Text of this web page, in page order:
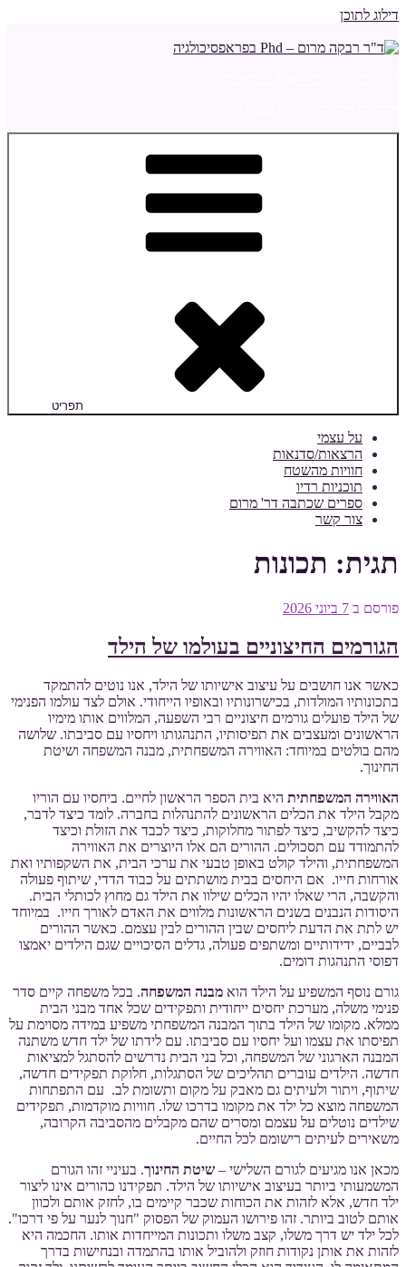
דילוג לתוכן
תפריט
על עצמי
הרצאות/סדנאות
חוויות מהשטח
תוכניות רדיו
ספרים שכתבה דר' מרום
צור קשר
תגית: תכונות
פורסם ב 7 ביוני 2026
הגורמים החיצוניים בעולמו של הילד
כאשר אנו חושבים על עיצוב אישיותו של הילד, אנו נוטים להתמקד
בתכונותיו המולדות, בכישרונותיו ובאופיו הייחודי. אולם לצד עולמו הפנימי
של הילד פועלים גורמים חיצוניים רבי השפעה, המלווים אותו מימיו
הראשונים ומעצבים את תפיסותיו, התנהגותו ויחסיו עם סביבתו. שלושה
מהם בולטים במיוחד: האווירה המשפחתית, מבנה המשפחה ושיטת
החינוך.
האווירה המשפחתית היא בית הספר הראשון לחיים. ביחסיו עם הוריו
מקבל הילד את הכלים הראשונים להתנהלות בחברה. לומד כיצד לדבר,
כיצד להקשיב, כיצד לפתור מחלוקות, כיצד לכבד את הזולת וכיצד
להתמודד עם תסכולים. ההורים הם אלו היוצרים את האווירה
המשפחתית, והילד קולט באופן טבעי את ערכי הבית, את השקפותיו ואת
אורחות חייו. אם היחסים בבית מושתתים על כבוד הדדי, שיתוף פעולה
והקשבה, הרי שאלו יהיו הכלים שילוו את הילד גם מחוץ לכותלי הבית.
היסודות הנבנים בשנים הראשונות מלווים את האדם לאורך חייו. במיוחד
יש לתת את הדעת ליחסים שבין ההורים לבין עצמם. כאשר ההורים
לבביים, ידידותיים ומשתפים פעולה, גדלים הסיכויים שגם הילדים יאמצו
דפוסי התנהגות דומים.
גורם נוסף המשפיע על הילד הוא מבנה המשפחה. בכל משפחה קיים סדר
פנימי משלה, מערכת יחסים ייחודית ותפקידים שכל אחד מבני הבית
ממלא. מקומו של הילד בתוך המבנה המשפחתי משפיע במידה מסוימת על
תפיסתו את עצמו ועל יחסיו עם סביבתו. עם לידתו של ילד חדש משתנה
המבנה הארגוני של המשפחה, וכל בני הבית נדרשים להסתגל למציאות
חדשה. הילדים עוברים תהליכים של הסתגלות, חלוקת תפקידים חדשה,
שיתוף, ויתור ולעיתים גם מאבק על מקום ותשומת לב. עם התפתחות
המשפחה מוצא כל ילד את מקומו בדרכו שלו. חוויות מוקדמות, תפקידים
שילדים נוטלים על עצמם ומסרים שהם מקבלים מהסביבה הקרובה,
משאירים לעיתים רישומם לכל החיים.
מכאן אנו מגיעים לגורם השלישי – שיטת החינוך. בעיניי זהו הגורם
המשמעותי ביותר בעיצוב אישיותו של הילד. תפקידנו כהורים אינו ליצור
ילד חדש, אלא לזהות את הכוחות שכבר קיימים בו, לחזק אותם ולכוון
אותם לטוב ביותר. זהו פירושו העמוק של הפסוק "חנוך לנער על פי דרכו".
לכל ילד יש דרך משלו, קצב משלו ותכונות המייחדות אותו. החכמה היא
לזהות את אותן נקודות חוזק ולהוביל אותו בהתמדה ובנחישות בדרך